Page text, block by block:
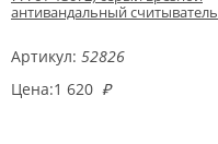
антивандальный считыватель
Артикул: 52826
Цена:1 620 ₽